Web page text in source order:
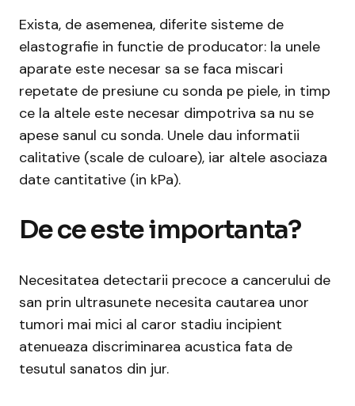
Exista, de asemenea, diferite sisteme de
elastografie in functie de producator: la unele
aparate este necesar sa se faca miscari
repetate de presiune cu sonda pe piele, in timp
ce la altele este necesar dimpotriva sa nu se
apese sanul cu sonda. Unele dau informatii
calitative (scale de culoare), iar altele asociaza
date cantitative (in kPa).
De ce este importanta?
Necesitatea detectarii precoce a cancerului de
san prin ultrasunete necesita cautarea unor
tumori mai mici al caror stadiu incipient
atenueaza discriminarea acustica fata de
tesutul sanatos din jur.